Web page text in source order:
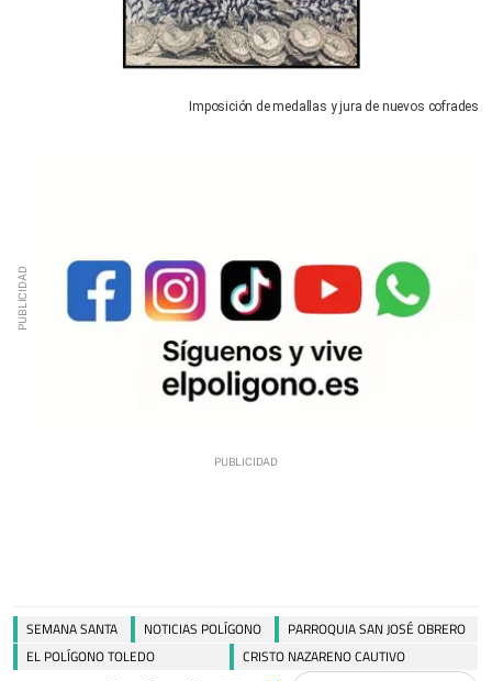
Imposición de medallas y jura de nuevos cofrades
SEMANA SANTA NOTICIAS POLÍGONO
PARROQUIA SAN JOSÉ OBRERO
EL POLÍGONO TOLEDO
CRISTO NAZARENO CAUTIVO